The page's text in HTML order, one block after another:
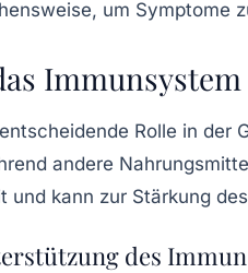
um Symptome
Rolle in
andere
und kann zur Stärkung
des